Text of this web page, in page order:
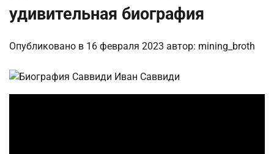
удивительная биография
Опубликовано в 16 февраля 2023 автор: mining_broth